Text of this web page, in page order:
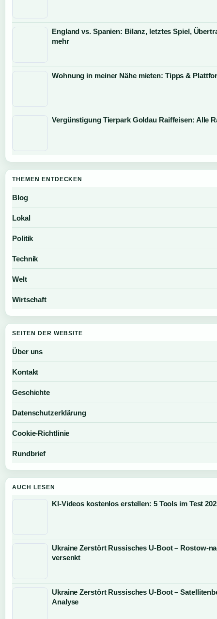
England vs. Spanien: Bilanz, letztes Spiel,
mehr
Wohnung in meiner Nähe mieten: Tipps &
Vergünstigung Tierpark Goldau Raiffeisen: Alle
THEMEN ENTDECKEN
Blog
Lokal
Politik
Technik
Welt
Wirtschaft
SEITEN DER WEBSITE
Über uns
Kontakt
Geschichte
Datenschutzerklärung
Cookie-Richtlinie
Rundbrief
AUCH LESEN
KI-Videos kostenlos erstellen: 5 Tools im Test
Ukraine Zerstört Russisches U-Boot – Rostow-
versenkt
Ukraine Zerstört Russisches U-Boot –
Analyse